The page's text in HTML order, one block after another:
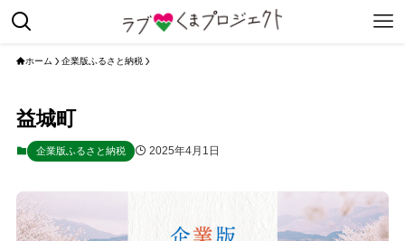
ホーム 企業版ふるさと納税
益城町
企業版ふるさと納税 2025年4月1日